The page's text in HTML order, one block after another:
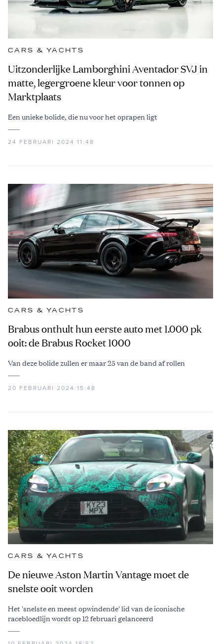
CARS & YACHTS
Uitzonderlijke Lamborghini Aventador SVJ in
matte, legergroene kleur voor tonnen op
Marktplaats
Een unieke bolide, die nu voor het oprapen ligt
24 FEBRUARI 2024 11:48
CARS & YACHTS
Brabus onthult hun eerste auto met 1.000 pk
ooit: de Brabus Rocket 1000
Van deze bolide zullen er maar 25 van de band af rollen
20 FEBRUARI 2024 15:48
CARS & YACHTS
De nieuwe Aston Martin Vantage moet de
snelste ooit worden
Het 'snelste en meest opwindende' lid van de iconische
racebloedlijn wordt op 12 februari gelanceerd